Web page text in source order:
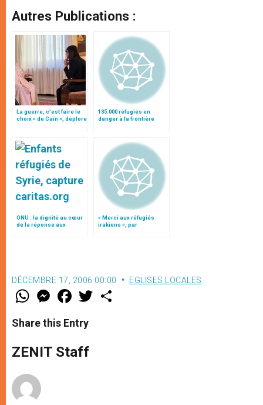
Autres Publications :
La guerre, c’est faire le
choix « de Caïn », déplore
135.000 réfugiés en
danger à la frontière
ONU : la dignité au cœur
de la réponse aux
« Merci aux réfugiés
irakiens », par
DÉCEMBRE 17, 2006 00:00 EGLISES LOCALES
W
t
s
p
p
M
e
s
e
g
e
F
a
e
b
o
k
w
Share this Entry
ZENIT Staff